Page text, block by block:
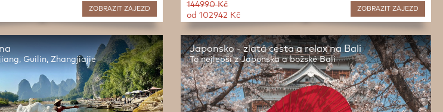
ZOBRAZITZÁJEZD ZOBRAZIT ZÁJEZD
144990 Kč
od 102942 Kč
Guilin, Zhangjiajie
Japonsko - zlatá cesta a relax na Bali
To nejlepší z Japonska a božské Bali